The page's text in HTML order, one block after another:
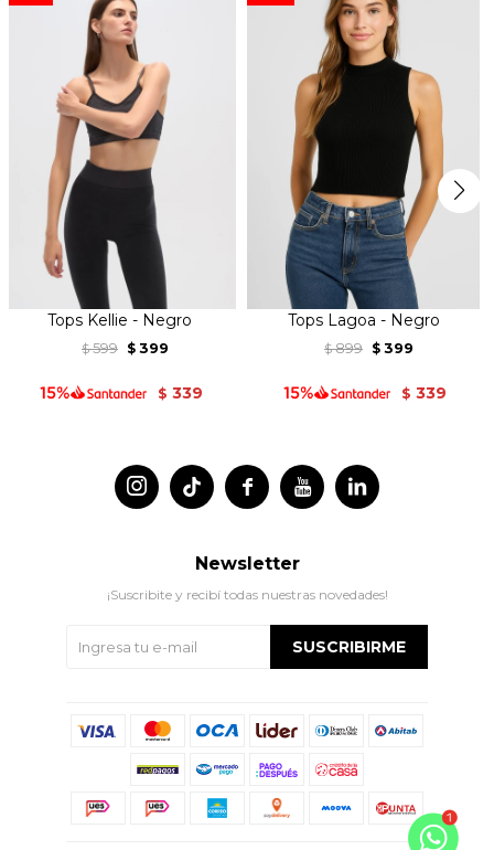
Tops Kellie - Negro
$ 599 $ 399
$ 339
Tops Lagoa - Negro
$ 899 $ 399
$ 339
 
 
Newsletter
¡Suscribite y recibí todas nuestras novedades!
SUSCRIBIRME